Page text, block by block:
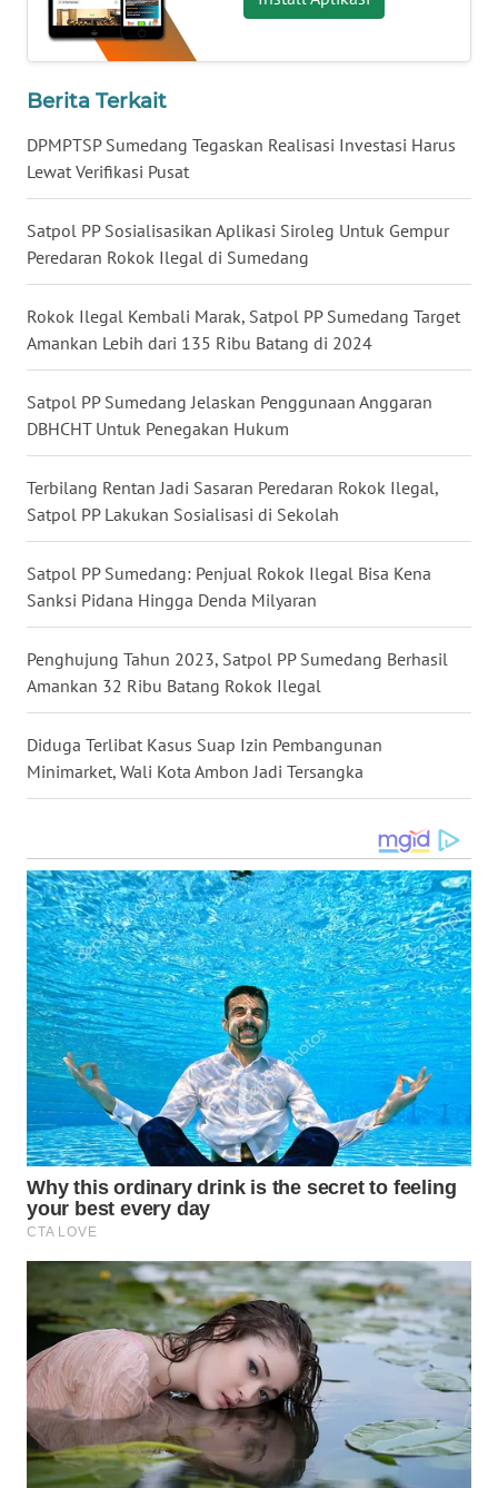
Berita Terkait
DPMPTSP Sumedang Tegaskan Realisasi Investasi Harus
Lewat Verifikasi Pusat
Satpol PP Sosialisasikan Aplikasi Siroleg Untuk Gempur
Peredaran Rokok Ilegal di Sumedang
Rokok Ilegal Kembali Marak, Satpol PP Sumedang Target
Amankan Lebih dari 135 Ribu Batang di 2024
Satpol PP Sumedang Jelaskan Penggunaan Anggaran
DBHCHT Untuk Penegakan Hukum
Terbilang Rentan Jadi Sasaran Peredaran Rokok Ilegal,
Satpol PP Lakukan Sosialisasi di Sekolah
Satpol PP Sumedang: Penjual Rokok Ilegal Bisa Kena
Sanksi Pidana Hingga Denda Milyaran
Penghujung Tahun 2023, Satpol PP Sumedang Berhasil
Amankan 32 Ribu Batang Rokok Ilegal
Diduga Terlibat Kasus Suap Izin Pembangunan
Minimarket, Wali Kota Ambon Jadi Tersangka
KALSEL
KALTIM
WN
WN
WN
SULUT
WN
MALUKU
WN
MALUT
WN
DAIRI
WN
DANAU
TOBA
WN
LANGKAT
WN
TAPANULI
SELATAN
WN
TANJUNG
LESUNG
WN
KARO
WN
WN
LABUHANBATU
WN
TAPANULI
TENGAH